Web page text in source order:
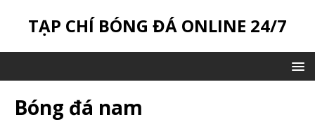
TẠP CHÍ BÓNG ĐÁ ONLINE 24/7
Bóng đá nam